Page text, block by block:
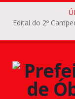
Edital do 2º